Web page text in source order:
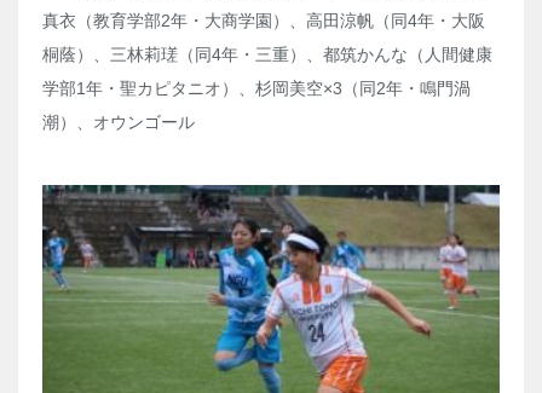
真衣（教育学部2年・大商学園）、高田涼帆（同4年・大阪
桐蔭）、三林莉瑳（同4年・三重）、都筑かんな（人間健康
学部1年・聖カピタニオ）、杉岡美空×3（同2年・鳴門渦
潮）、オウンゴール